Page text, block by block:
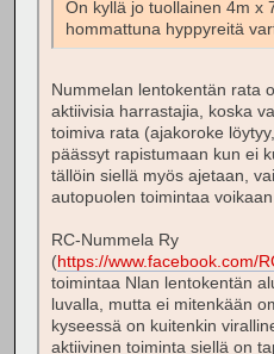
On kyllä jo tuollainen 4m x
hommattuna hyppyreitä
Nummelan lentokentän rata
aktiivisia harrastajia, koska
toimiva rata (ajakoroke
päässyt rapistumaan kun ei
tällöin siellä myös ajetaan,
autopuolen toimintaa
RC-Nummela Ry
(https://www.facebook.com/
toimintaa Nlan lentokentän
luvalla, mutta ei mitenkään
kyseessä on kuitenkin
aktiivinen toiminta siellä on